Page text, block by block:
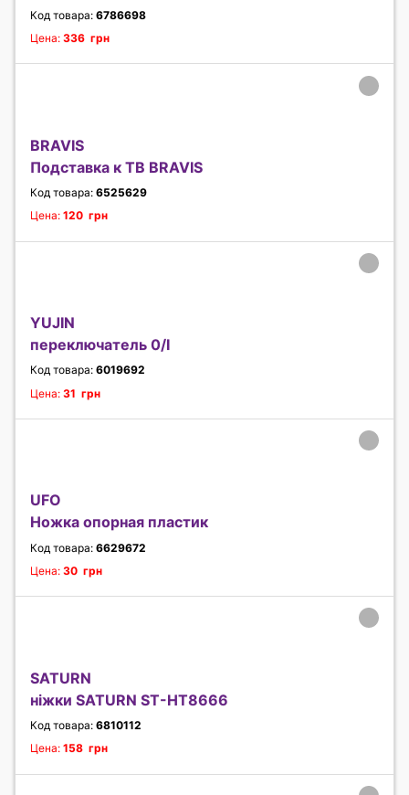
Код товара: 6786698
Цена: 336 грн
BRAVIS
Подставка к ТВ BRAVIS
Код товара: 6525629
Цена: 120 грн
YUJIN
переключатель 0/I
Код товара: 6019692
Цена: 31 грн
UFO
Ножка опорная пластик
Код товара: 6629672
Цена: 30 грн
SATURN
ніжки SATURN ST-HT8666
Код товара: 6810112
Цена: 158 грн